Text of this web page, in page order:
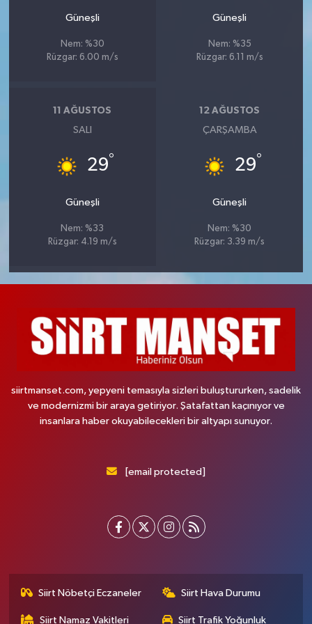
Güneşli
Nem: %30
Rüzgar: 6.00 m/s
Güneşli
Nem: %35
Rüzgar: 6.11 m/s
11 AĞUSTOS
SALI
29°
Güneşli
Nem: %33
Rüzgar: 4.19 m/s
12 AĞUSTOS
ÇARŞAMBA
29°
Güneşli
Nem: %30
Rüzgar: 3.39 m/s
siirtmanset.com, yepyeni temasıyla sizleri buluştururken, sadelik
ve modernizmi bir araya getiriyor. Şatafattan kaçınıyor ve
insanlara haber okuyabilecekleri bir altyapı sunuyor.
[email protected]
Siirt Nöbetçi Eczaneler Siirt Hava Durumu
Siirt Namaz Vakitleri Siirt Trafik Yoğunluk